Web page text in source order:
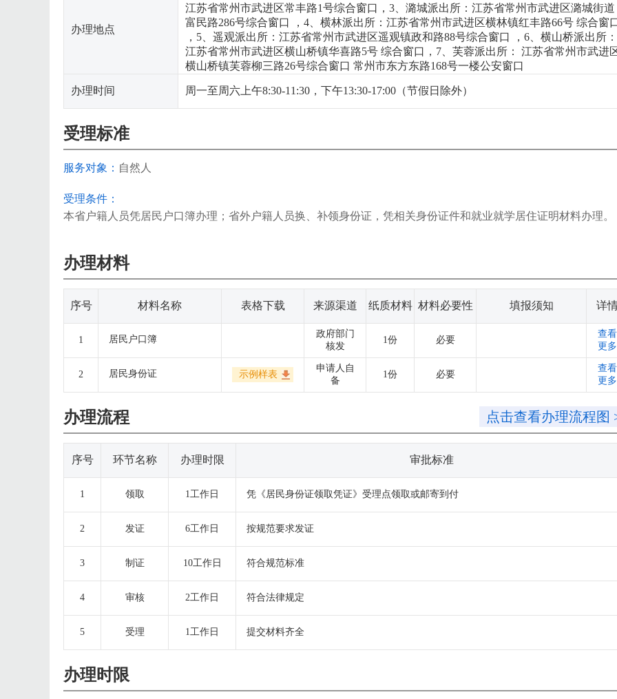
办理地点
江苏省常州市武进区常丰路1号综合窗口，3、潞城派出所：江苏省常州市武进区潞城街道
富民路286号综合窗口 ，4、横林派出所：江苏省常州市武进区横林镇红丰路66号 综合窗
，5、遥观派出所：江苏省常州市武进区遥观镇政和路88号综合窗口 ，6、横山桥派出所：
江苏省常州市武进区横山桥镇华喜路5号 综合窗口，7、芙蓉派出所： 江苏省常州市武进
横山桥镇芙蓉柳三路26号综合窗口 常州市东方东路168号一楼公安窗口
办理时间 周一至周六上午8:30-11:30，下午13:30-17:00（节假日除外）
受理标准
服务对象： 自然人
受理条件：
本省户籍人员凭居民户口簿办理；省外户籍人员换、补领身份证，凭相关身份证件和就业就学居住证明材料办理。
办理材料
序号 材料名称 表格下载 来源渠道 纸质材料 材料必要性 填报须知 详
1 居民户口簿
政府部门
核发
1份 必要
查看
更多
2 居民身份证 示例样表
申请人自
备
1份 必要
查看
更多
办理流程 点击查看办理流程图
序号 环节名称 办理时限 审批标准
1 领取 1工作日 凭《居民身份证领取凭证》受理点领取或邮寄到付
2 发证 6工作日 按规范要求发证
3 制证 10工作日 符合规范标准
4 审核 2工作日 符合法律规定
5 受理 1工作日 提交材料齐全
办理时限